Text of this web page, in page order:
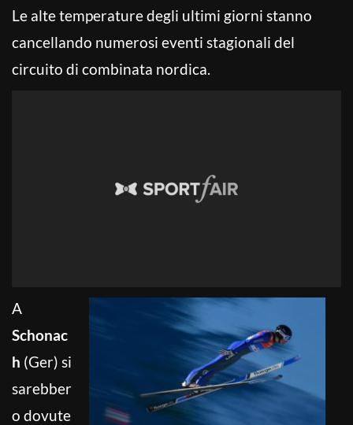
Le alte temperature degli ultimi giorni stanno
cancellando numerosi eventi stagionali del
circuito di combinata nordica.
A
Schonac
h (Ger) si
sarebber
o dovute